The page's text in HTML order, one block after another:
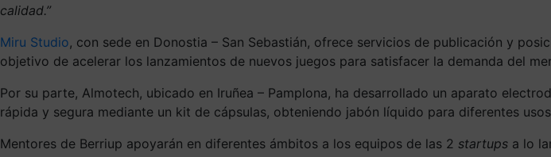
calidad.”
Miru Studio, con sede en Donostia – San Sebastián, ofrece servicios de publicación y
objetivo de acelerar los lanzamientos de nuevos juegos para satisfacer la demanda del
Por su parte, Almotech, ubicado en Iruñea – Pamplona, ha desarrollado un aparato
rápida y segura mediante un kit de cápsulas, obteniendo jabón líquido para diferentes
Mentores de Berriup apoyarán en diferentes ámbitos a los equipos de las 2 startups a lo